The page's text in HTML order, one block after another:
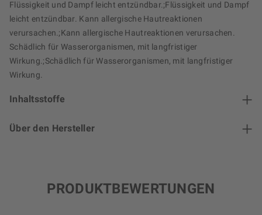
Flüssigkeit und Dampf leicht entzündbar.;Flüssigkeit und Dampf
leicht entzündbar. Kann allergische Hautreaktionen
verursachen.;Kann allergische Hautreaktionen verursachen.
Schädlich für Wasserorganismen, mit langfristiger
Wirkung.;Schädlich für Wasserorganismen, mit langfristiger
Wirkung.
Inhaltsstoffe
Über den Hersteller
PRODUKTBEWERTUNGEN